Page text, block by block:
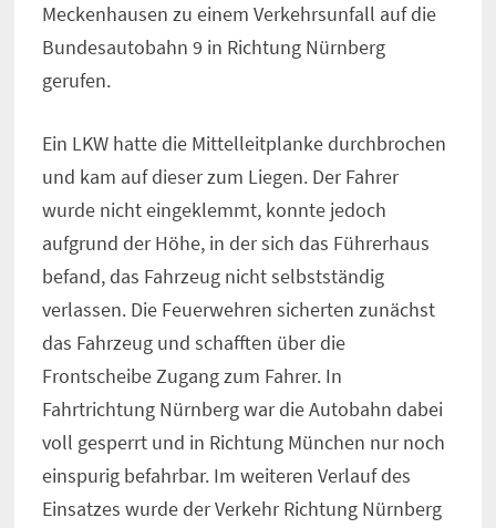
Meckenhausen zu einem Verkehrsunfall auf die
Bundesautobahn 9 in Richtung Nürnberg
gerufen.
Ein LKW hatte die Mittelleitplanke durchbrochen
und kam auf dieser zum Liegen. Der Fahrer
wurde nicht eingeklemmt, konnte jedoch
aufgrund der Höhe, in der sich das Führerhaus
befand, das Fahrzeug nicht selbstständig
verlassen. Die Feuerwehren sicherten zunächst
das Fahrzeug und schafften über die
Frontscheibe Zugang zum Fahrer. In
Fahrtrichtung Nürnberg war die Autobahn dabei
voll gesperrt und in Richtung München nur noch
einspurig befahrbar. Im weiteren Verlauf des
Einsatzes wurde der Verkehr Richtung Nürnberg